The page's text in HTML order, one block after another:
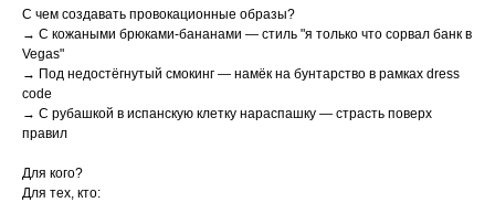
С чем создавать провокационные образы?
→ С кожаными брюками-бананами — стиль "я только что сорвал банк в
Vegas"
→ Под недостёгнутый смокинг — намёк на бунтарство в рамках dress
code
→ С рубашкой в испанскую клетку нараспашку — страсть поверх
правил
Для кого?
Для тех, кто: